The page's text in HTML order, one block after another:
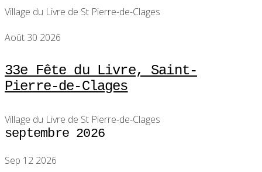
Village du Livre de St Pierre-de-Clages
Août 30 2026
33e Fête du Livre, Saint-
Pierre-de-Clages
Village du Livre de St Pierre-de-Clages
septembre 2026
Sep 12 2026